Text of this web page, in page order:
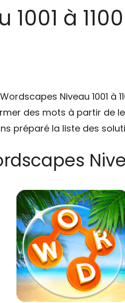
à
Niveau 1001 à
des mots à partir de
préparé la liste des